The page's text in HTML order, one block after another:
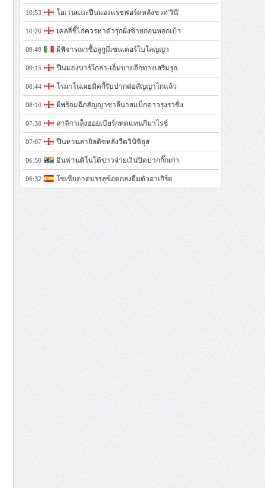
10:53 โอเว่นแนะปืนมองแรชฟอร์ดหลังชวด'วินิ'
10:20 เคลลี่ชี้ไก่ควรหาตัวรุกฝั่งซ้ายก่อนหอกเป้า
09:49 ผีพิจารณาซื้อลูกูมี่เซนเตอร์โบโลญญ่า
09:15 ปืนมองบาร์โกล่า-เอ็มบายอีกทางเสริมรุก
08:44 โรมาโน่เผยมิคกี้รับปากต่อสัญญาไก่แล้ว
08:10 ผีพร้อมฉีกสัญญาซาลีนาสแบ็กดาวรุ่งราซิ่ง
07:38 สาลิกาเล็งฮอยเบียร์กทดแทนกีมาไรช์
07:07 ปืนหวนล่ายิลดิซหลังวืดวินิซิอุส
06:50 อินฟานติโน่โต้ข่าวจ่ายเงินปิดปากกิ๊กเก่า
06:32 โซเซียดาดบรรลุข้อตกลงยืมตัวอาเกิร์ด